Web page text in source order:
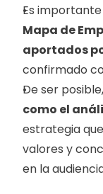
Es importante
Mapa de
aportados
confirmado
De ser posible,
como el
estrategia
valores y
en la